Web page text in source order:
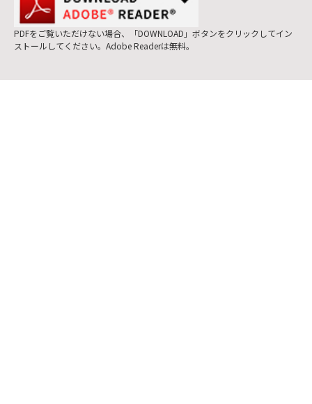
PDFをご覧いただけない場合、「DOWNLOAD」ボタンをクリックしてイン
ストールしてください。Adobe Readerは無料。